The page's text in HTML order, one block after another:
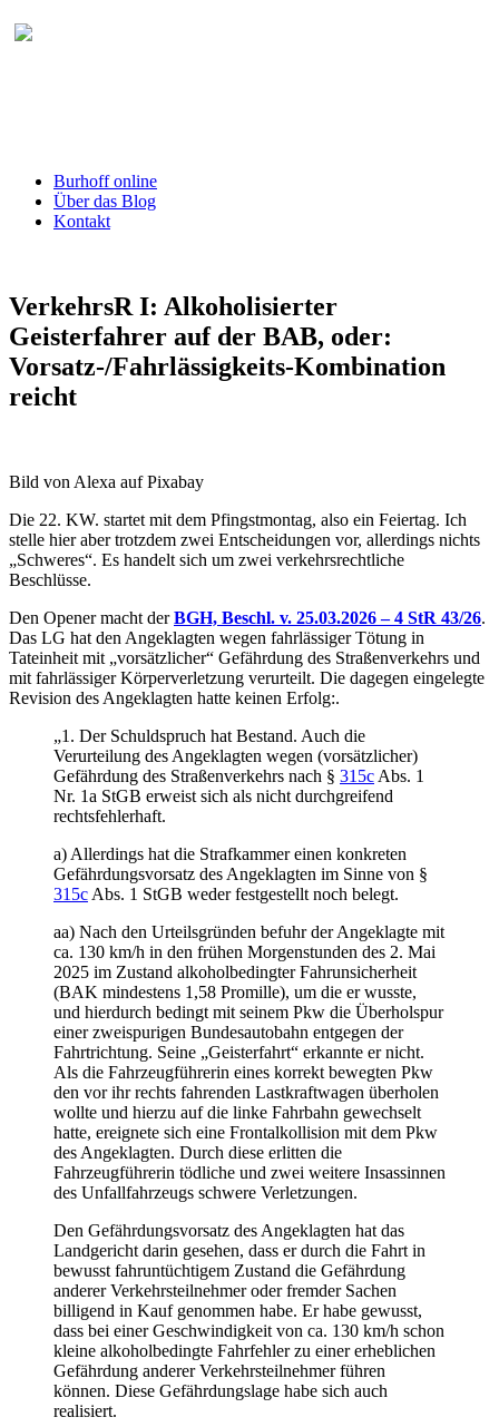
Burhoff online
Über das Blog
Kontakt
VerkehrsR I: Alkoholisierter
Geisterfahrer auf der BAB, oder:
Vorsatz-/Fahrlässigkeits-Kombination
reicht
Bild von Alexa auf Pixabay
Die 22. KW. startet mit dem Pfingstmontag, also ein Feiertag. Ich
stelle hier aber trotzdem zwei Entscheidungen vor, allerdings nichts
„Schweres“. Es handelt sich um zwei verkehrsrechtliche
Beschlüsse.
Den Opener macht derBGH, Beschl. v. 25.03.2026 – 4 StR 43/26.
Das LG hat den Angeklagten wegen fahrlässiger Tötung in
Tateinheit mit „vorsätzlicher“ Gefährdung des Straßenverkehrs und
mit fahrlässiger Körperverletzung verurteilt. Die dagegen eingelegte
Revision des Angeklagten hatte keinen Erfolg:.
„1. Der Schuldspruch hat Bestand. Auch die
Verurteilung des Angeklagten wegen (vorsätzlicher)
Gefährdung des Straßenverkehrs nach § 315c Abs. 1
Nr. 1a StGB erweist sich als nicht durchgreifend
rechtsfehlerhaft.
a) Allerdings hat die Strafkammer einen konkreten
Gefährdungsvorsatz des Angeklagten im Sinne von §
315c Abs. 1 StGB weder festgestellt noch belegt.
aa) Nach den Urteilsgründen befuhr der Angeklagte mit
ca. 130 km/h in den frühen Morgenstunden des 2. Mai
2025 im Zustand alkoholbedingter Fahrunsicherheit
(BAK mindestens 1,58 Promille), um die er wusste,
und hierdurch bedingt mit seinem Pkw die Überholspur
einer zweispurigen Bundesautobahn entgegen der
Fahrtrichtung. Seine „Geisterfahrt“ erkannte er nicht.
Als die Fahrzeugführerin eines korrekt bewegten Pkw
den vor ihr rechts fahrenden Lastkraftwagen überholen
wollte und hierzu auf die linke Fahrbahn gewechselt
hatte, ereignete sich eine Frontalkollision mit dem Pkw
des Angeklagten. Durch diese erlitten die
Fahrzeugführerin tödliche und zwei weitere Insassinnen
des Unfallfahrzeugs schwere Verletzungen.
Den Gefährdungsvorsatz des Angeklagten hat das
Landgericht darin gesehen, dass er durch die Fahrt in
bewusst fahruntüchtigem Zustand die Gefährdung
anderer Verkehrsteilnehmer oder fremder Sachen
billigend in Kauf genommen habe. Er habe gewusst,
dass bei einer Geschwindigkeit von ca. 130 km/h schon
kleine alkoholbedingte Fahrfehler zu einer erheblichen
Gefährdung anderer Verkehrsteilnehmer führen
können. Diese Gefährdungslage habe sich auch
realisiert.